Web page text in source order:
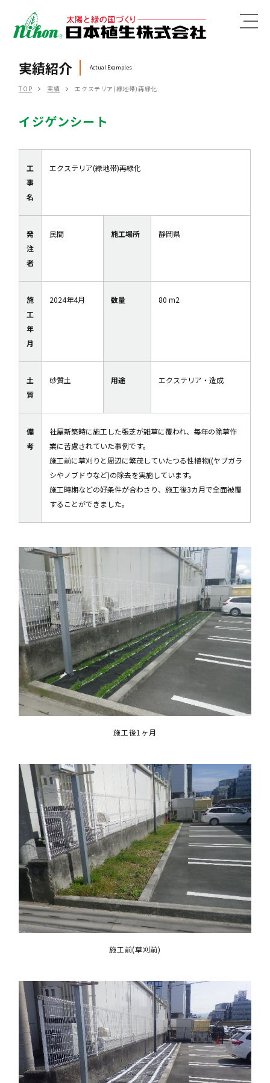
MENU
実績紹介 Actual Examples
TOP 実績 エクステリア(緑地帯)再緑化
イジゲンシート
工
事
名
エクステリア(緑地帯)再緑化
発
注
者
民間 施工場所 静岡県
施
工
年
月
2024年4月 数量 80 m2
土
質
砂質土 用途 エクステリア・造成
備
考
社屋新築時に施工した張芝が雑草に覆われ、毎年の除草作
業に苦慮されていた事例です。
施工前に草刈りと周辺に繁茂していたつる性植物((ヤブガラ
シやノブドウなど)の除去を実施しています。
施工時期などの好条件が合わさり、施工後3カ月で全面被覆
することができました。
施工後1ヶ月
施工前(草刈前)